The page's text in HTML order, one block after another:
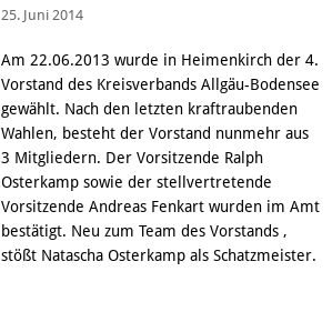
25. Juni 2014
Am 22.06.2013 wurde in Heimenkirch der 4.
Vorstand des Kreisverbands Allgäu-Bodensee
gewählt. Nach den letzten kraftraubenden
Wahlen, besteht der Vorstand nunmehr aus
3 Mitgliedern. Der Vorsitzende Ralph
Osterkamp sowie der stellvertretende
Vorsitzende Andreas Fenkart wurden im Amt
bestätigt. Neu zum Team des Vorstands ,
stößt Natascha Osterkamp als Schatzmeister.